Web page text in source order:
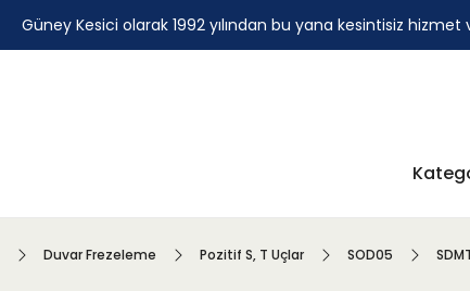
Güney Kesici olarak 1992 yılından bu yana kesintisiz
Duvar Frezeleme Pozitif S, T Uçlar SOD05